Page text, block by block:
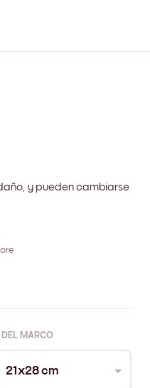
y pueden cambiarse
DEL MARCO
21x28 cm